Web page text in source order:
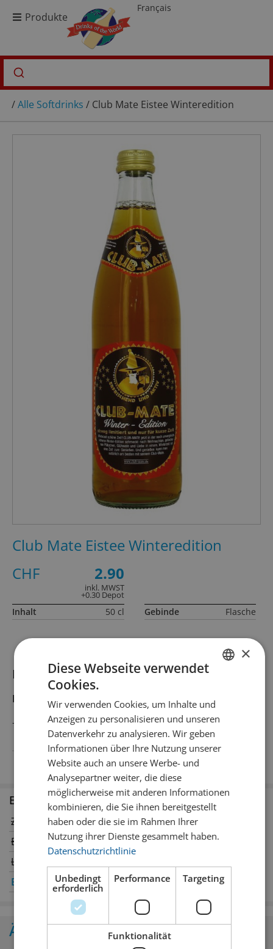
Produkte
Français
/Alle Softdrinks / Club Mate Eistee Winteredition
Informationen zum Produkt
Produktbeschreibung
–
Deutschland
Club Mate Eistee Winteredition
CHF
2.90
inkl. MWST
+0.30 Depot
Inhalt 50 cl Gebinde Flasche
Erhältlich in den Filialen
Zürich
Bern
Luzern
Basel
Winterthur
Genève
St. Gallen
Ähnliche Produkte
FRENCH
×
Diese Webseite verwendet
Cookies.
Wir verwenden Cookies, um Inhalte und
Anzeigen zu personalisieren und unseren
Datenverkehr zu analysieren. Wir geben
Informationen über Ihre Nutzung unserer
Website auch an unsere Werbe- und
Analysepartner weiter, die diese
möglicherweise mit anderen Informationen
kombinieren, die Sie ihnen bereitgestellt
haben oder die sie im Rahmen Ihrer
Nutzung ihrer Dienste gesammelt haben.
Datenschutzrichtlinie
Unbedingt
erforderlich
Performance Targeting
Funktionalität